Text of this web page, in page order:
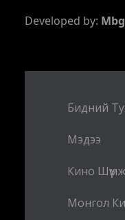
Developed by:
Бидний
Мэдээ
Кино
Монгол